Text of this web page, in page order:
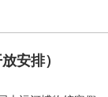
安排）